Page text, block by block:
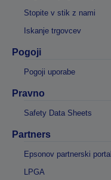
Stopite v stik z nami
Iskanje trgovcev
Pogoji
Pogoji uporabe
Pravno
Safety Data Sheets
Partners
Epsonov partnerski portal
LPGA